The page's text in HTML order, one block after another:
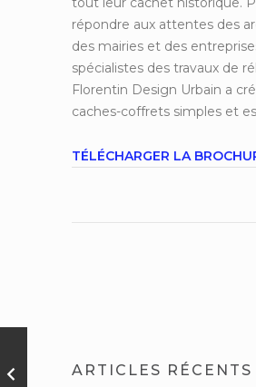
répondre aux attentes des
des mairies et des
spécialistes des travaux de
Florentin Design Urbain a
caches-coffrets simples et
TÉLÉCHARGER LA
ARTICLES RÉCENTS